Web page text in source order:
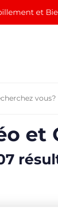
et
et